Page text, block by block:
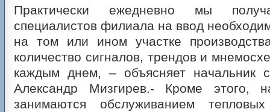
Практически ежедневно мы
специалистов филиала на ввод
на том или ином участке
количество сигналов, трендов и
каждым днем, – объясняет
Александр Мизгирев.- Кроме этого,
занимаются обслуживанием